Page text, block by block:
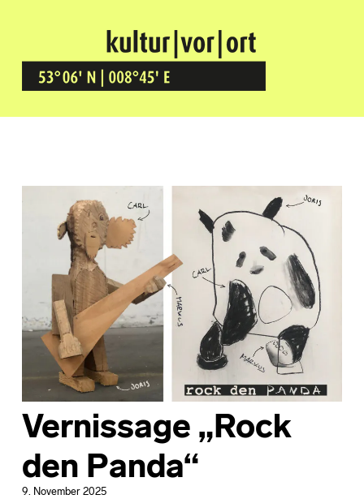
Kultur Vor Ort
BREMEN GRÖPELINGEN
Vernissage „Rock
den Panda“
9. November 2025